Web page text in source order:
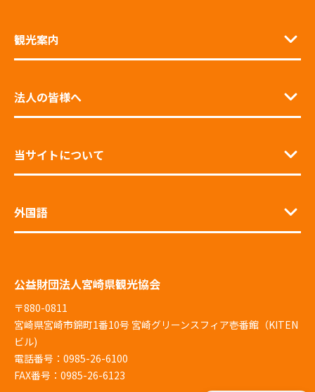
観光案内
法人の皆様へ
当サイトについて
外国語
公益財団法人宮崎県観光協会
〒880-0811
宮崎県宮崎市錦町1番10号 宮崎グリーンスフィア壱番館（KITEN
ビル)
電話番号：0985-26-6100
FAX番号：0985-26-6123